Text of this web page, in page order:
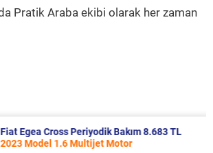
Pratik Araba ekibi olarak her zaman
Cross Periyodik Bakım 8.683 TL
1.6 Multijet Motor